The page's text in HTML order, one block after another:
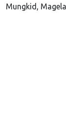
Mungkid,